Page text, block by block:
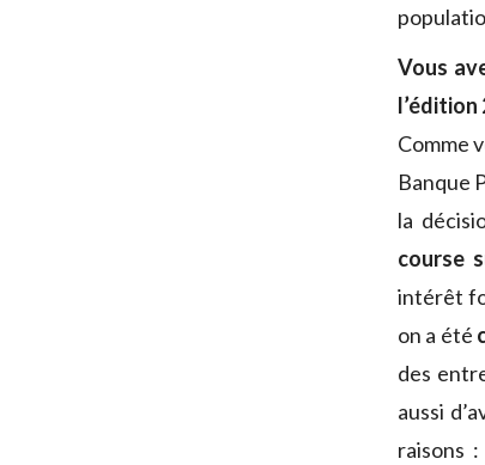
Vous
l’édition
Comme
Banque
la
course
intérêt
on a été
des
aussi
raisons